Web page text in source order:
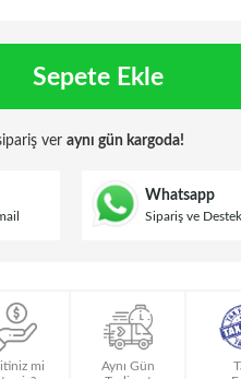
Sepete Ekle
ver aynı gün kargoda!
Whatsapp
Sipariş ve
mi
Aynı Gün